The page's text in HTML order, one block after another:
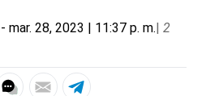
- mar. 28, 2023 | 11:37 p. m.| 2